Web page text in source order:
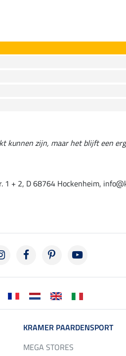
kunnen zijn, maar het blijft een
1 + 2, D 68764 Hockenheim,
KRAMER PAARDENSPORT
MEGA STORES